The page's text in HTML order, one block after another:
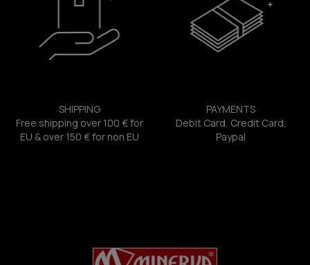
SHIPPING
Free shipping over 100 € for
EU & over 150 € for non EU
PAYMENTS
Debit Card, Credit Card,
Paypal